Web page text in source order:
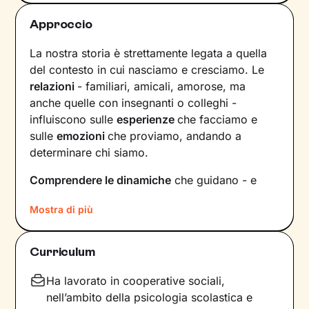
Approccio
La nostra storia è strettamente legata a quella
del contesto in cui nasciamo e cresciamo. Le
relazioni - familiari, amicali, amorose, ma
anche quelle con insegnanti o colleghi -
influiscono sulleesperienzeche facciamo e
sulleemozioniche proviamo, andando a
determinare chi siamo.
Comprendere le dinamiche che guidano - e
fondamentale per poter capire chi sei, per
vedere tutto il tuo mondo sotto una luce
diversa e dare nuovi significati a ciò che ti
Nei nostri incontri avrò cura di creare un clima
Mostra di più
Curriculum
Ha lavorato in cooperative sociali,
nell’ambito della psicologia scolastica e